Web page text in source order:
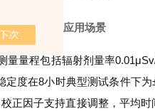
数与多元化应用场景
量程包括辐射剂量率
度在8小时典型测试条件下
正因子支持直接调整，平均